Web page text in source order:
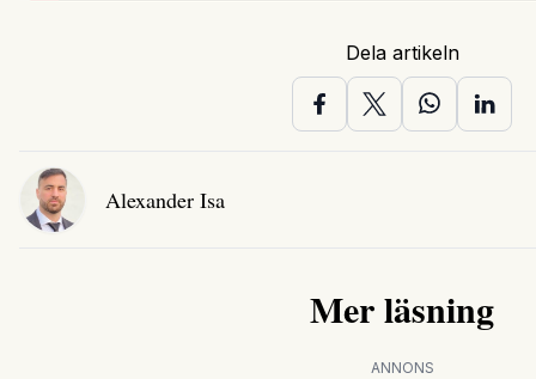
Dela artikeln
Alexander Isa
Mer läsning
ANNONS